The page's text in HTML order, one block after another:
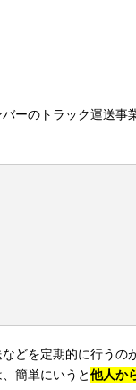
ーのトラック運送事
どを定期的に行うの
簡単にいうと他人か